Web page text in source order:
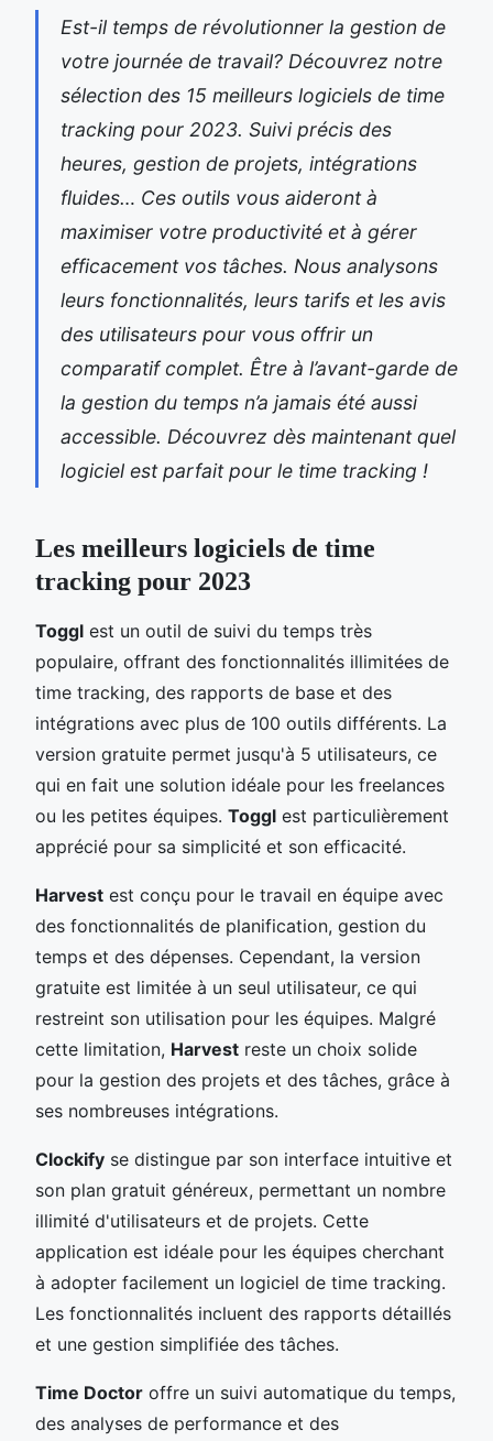
Est-il temps de révolutionner la gestion de
votre journée de travail? Découvrez notre
sélection des 15 meilleurs logiciels de time
tracking pour 2023. Suivi précis des
heures, gestion de projets, intégrations
fluides… Ces outils vous aideront à
maximiser votre productivité et à gérer
efficacement vos tâches. Nous analysons
leurs fonctionnalités, leurs tarifs et les avis
des utilisateurs pour vous offrir un
comparatif complet. Être à l’avant-garde de
la gestion du temps n’a jamais été aussi
accessible. Découvrez dès maintenant quel
logiciel est parfait pour le time tracking !
Les meilleurs logiciels de time
tracking pour 2023
Toggl est un outil de suivi du temps très
populaire, offrant des fonctionnalités illimitées de
time tracking, des rapports de base et des
intégrations avec plus de 100 outils différents. La
version gratuite permet jusqu'à 5 utilisateurs, ce
qui en fait une solution idéale pour les freelances
ou les petites équipes. Toggl est particulièrement
apprécié pour sa simplicité et son efficacité.
Harvest est conçu pour le travail en équipe avec
des fonctionnalités de planification, gestion du
temps et des dépenses. Cependant, la version
gratuite est limitée à un seul utilisateur, ce qui
restreint son utilisation pour les équipes. Malgré
cette limitation, Harvest reste un choix solide
pour la gestion des projets et des tâches, grâce à
ses nombreuses intégrations.
Clockify se distingue par son interface intuitive et
son plan gratuit généreux, permettant un nombre
illimité d'utilisateurs et de projets. Cette
application est idéale pour les équipes cherchant
à adopter facilement un logiciel de time tracking.
Les fonctionnalités incluent des rapports détaillés
et une gestion simplifiée des tâches.
Time Doctor offre un suivi automatique du temps,
des analyses de performance et des